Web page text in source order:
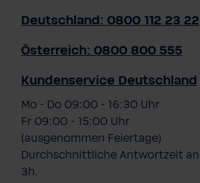
Deutschland: 0800 112 23 22
Österreich: 0800 800 555
Kundenservice Deutschland
Mo - Do 09:00 - 16:30 Uhr
Fr 09:00 - 15:00 Uhr
(ausgenommen Feiertage)
Durchschnittliche Antwortzeit
3h.